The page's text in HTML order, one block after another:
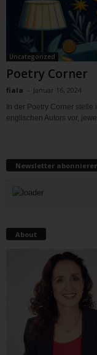
Uncategorized
Poetry Corner
fiala - Januar 16, 2024
In der Poetry Corner stelle
englischen Autors vor,
Newsletter
About